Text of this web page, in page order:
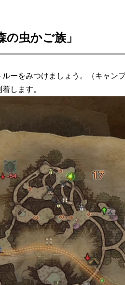
の虫かご族」
ルーをみつけましょう。（キャン
します。